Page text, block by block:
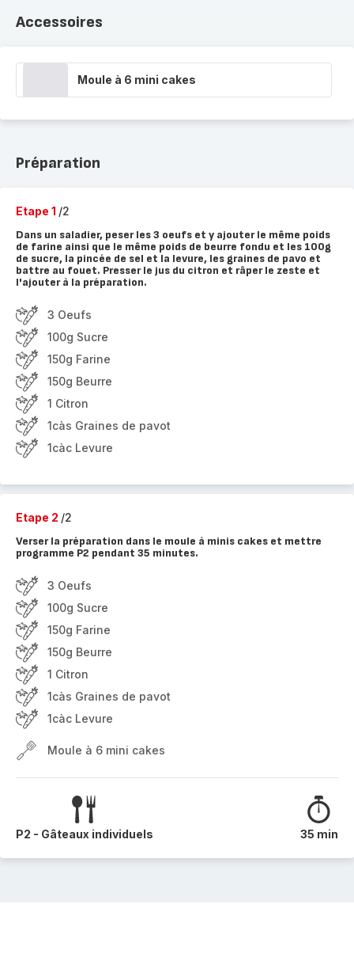
Accessoires
Moule à 6 mini cakes
Préparation
Etape 1 /2
Dans un saladier, peser les 3 oeufs et y ajouter le même poids
de farine ainsi que le même poids de beurre fondu et les 100g
de sucre, la pincée de sel et la levure, les graines de pavo et
battre au fouet. Presser le jus du citron et râper le zeste et
l'ajouter à la préparation.
3 Oeufs
100g Sucre
150g Farine
150g Beurre
1 Citron
1càs Graines de pavot
1càc Levure
Etape 2 /2
Verser la préparation dans le moule à minis cakes et mettre
programme P2 pendant 35 minutes.
3 Oeufs
100g Sucre
150g Farine
150g Beurre
1 Citron
1càs Graines de pavot
1càc Levure
Moule à 6 mini cakes
P2 - Gâteaux individuels 35 min